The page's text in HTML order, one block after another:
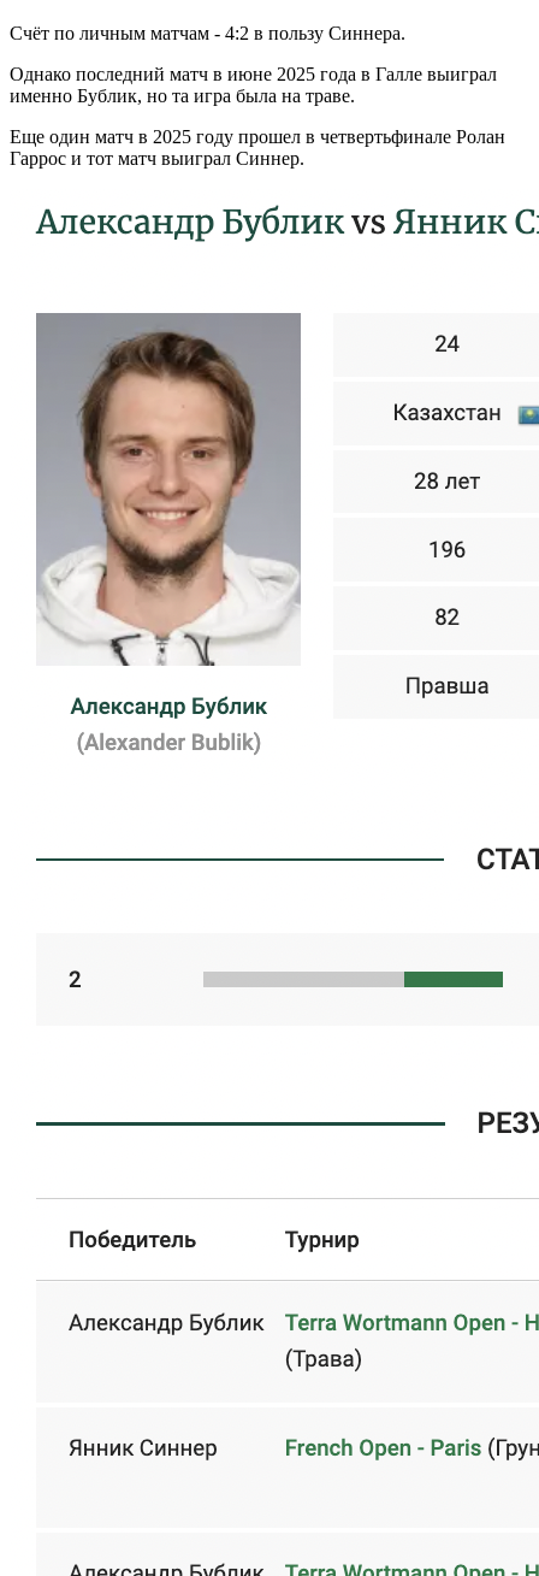
Счёт по личным матчам - 4:2 в пользу Синнера.
Однако последний матч в июне 2025 года в Галле выиграл
именно Бублик, но та игра была на траве.
Еще один матч в 2025 году прошел в четвертьфинале Ролан
Гаррос и тот матч выиграл Синнер.